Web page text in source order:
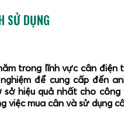
SỬ DỤNG
trong lĩnh vực cân điện
để cung cấp đến
hiệu quả nhất cho
việc mua cân và sử dụng